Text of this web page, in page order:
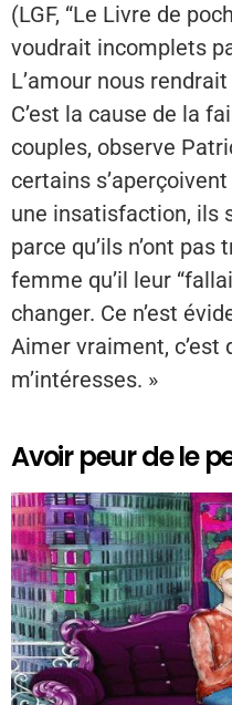
(LGF, “Le Livre de
voudrait incomplets
L’amour nous
C’est la cause de la
couples, observe
certains
une insatisfaction, ils
parce qu’ils n’ont pas
femme qu’il leur
changer. Ce n’est
Aimer vraiment, c’est
m’intéresses. »
Avoir peur de le